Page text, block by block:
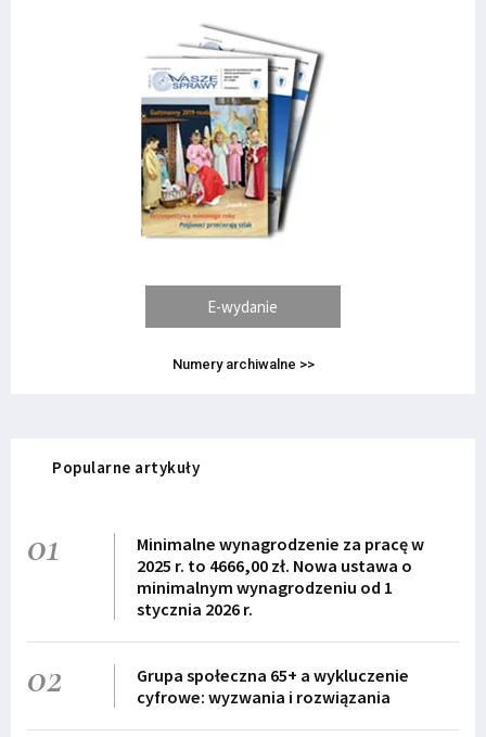
E-wydanie
Numery archiwalne >>
Popularne artykuły
01
Minimalne wynagrodzenie za pracę w
2025 r. to 4666,00 zł. Nowa ustawa o
minimalnym wynagrodzeniu od 1
stycznia 2026 r.
02
Grupa społeczna 65+ a wykluczenie
cyfrowe: wyzwania i rozwiązania